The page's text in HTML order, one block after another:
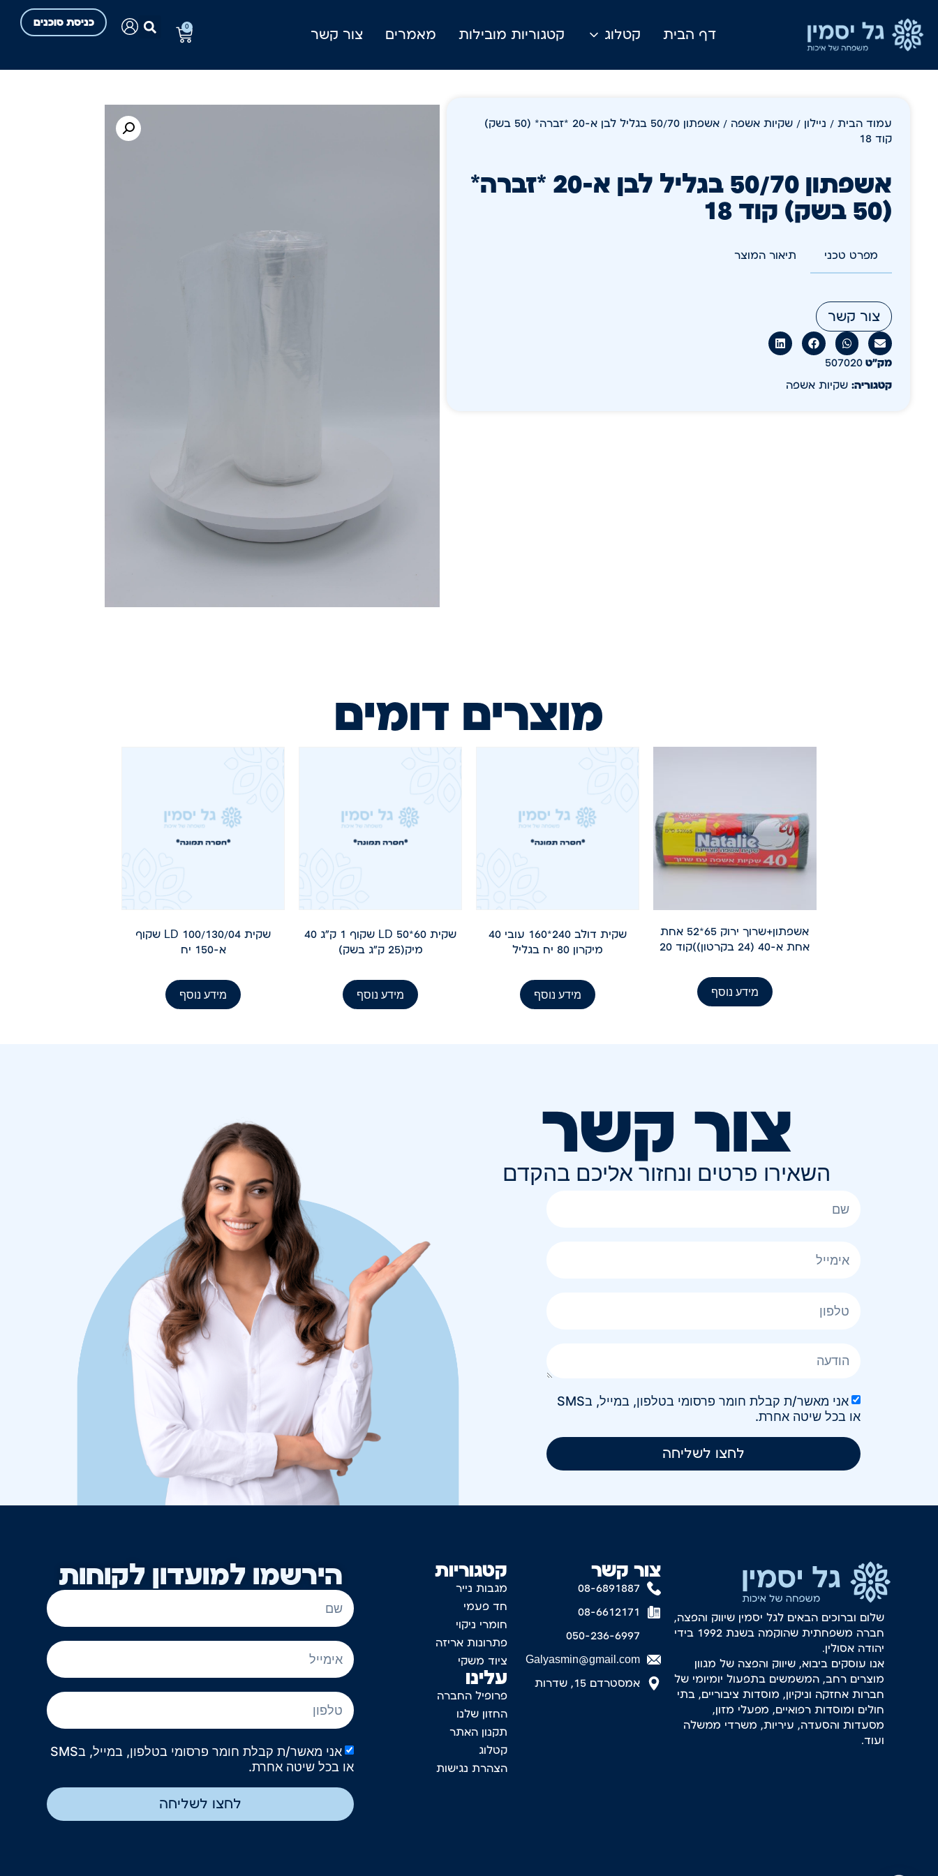
דף הבית קטלוג קטגוריות מובילות מאמרים צור קשר
כניסת סוכנים 0
עמוד הבית / ניילון / שקיות אשפה
/ אשפתון 50/70 בגליל לבן א-20 *זברה* (50 בשק)
קוד 18
אשפתון 50/70 בגליל לבן א-20 *זברה*
(50 בשק) קוד 18
מפרט טכני תיאור המוצר
צור קשר
מק״ט 507020
קטגוריה: שקיות אשפה
מוצרים דומים
אשפתון+שרוך ירוק 65*52 אחת
אחת א-40 (24 בקרטון))קוד 20
מידע נוסף
שקית דולב 240*160 עובי 40
מיקרון 80 יח בגליל
מידע נוסף
שקית LD 50*60 שקוף 1 ק"ג 40
מיק(25 ק"ג בשק)
מידע נוסף
שקית 100/130/04 LD שקוף
א-150 יח
מידע נוסף
צור קשר
השאירו פרטים ונחזור אליכם בהקדם
אני מאשר/ת קבלת חומר פרסומי בטלפון, במייל, בSMS
או בכל שיטה אחרת.
לחצו לשליחה
הירשמו למועדון לקוחות
אני מאשר/ת קבלת חומר פרסומי בטלפון, במייל, בSMS
או בכל שיטה אחרת.
לחצו לשליחה
קטגוריות
מגבות נייר
חד פעמי
חומרי ניקוי
פתרונות אריזה
ציוד משקי
עלינו
פרופיל החברה
החזון שלנו
תקנון האתר
קטלוג
הצהרת נגישות
צור קשר
08-6891887
08-6612171
050-236-6997
Galyasmin@gmail.com
אמסטרדם 15, שדרות
שלום וברוכים הבאים לגל יסמין שיווק והפצה,
חברה משפחתית שהוקמה בשנת 1992 בידי
יהודה אסולין.
אנו עוסקים ביבוא, שיווק והפצה של מגוון
מוצרים רחב, המשמשים בתפעול יומיומי של
חברות אחזקה וניקיון, מוסדות ציבוריים, בתי
חולים ומוסדות רפואיים, מפעלי מזון,
מסעדות והסעדה, עיריות, משרדי ממשלה
ועוד.